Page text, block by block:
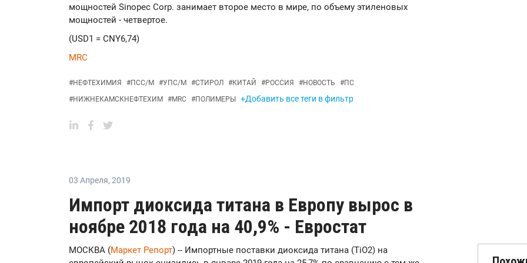
мощностей Sinopec Corp. занимает второе место в мире, по объему этиленовых
мощностей - четвертое.
(USD1 = CNY6,74)
MRC
#НЕФТЕХИМИЯ #ПСС/М #УПС/М #СТИРОЛ #КИТАЙ #РОССИЯ #НОВОСТЬ #ПС
#НИЖНЕКАМСКНЕФТЕХИМ #MRC #ПОЛИМЕРЫ +Добавить все теги в фильтр
03 Апреля, 2019
Импорт диоксида титана в Европу вырос в
ноябре 2018 года на 40,9% - Евростат
МОСКВА (Маркет Репорт) -- Импортные поставки диоксида титана (TiO2) на